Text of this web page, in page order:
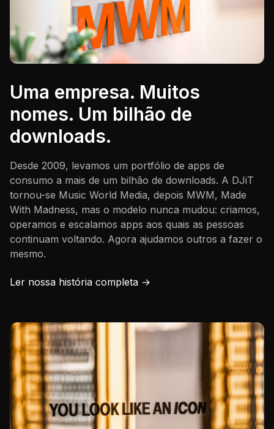
Uma empresa. Muitos
nomes. Um bilhão de
downloads.
Desde 2009, levamos um portfólio de apps de
consumo a mais de um bilhão de downloads. A DJiT
tornou-se Music World Media, depois MWM, Made
With Madness, mas o modelo nunca mudou: criamos,
operamos e escalamos apps aos quais as pessoas
continuam voltando. Agora ajudamos outros a fazer o
mesmo.
Ler nossa história completa →